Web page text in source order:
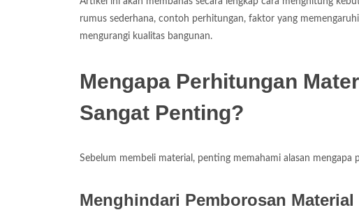
rumus sederhana, contoh perhitungan, faktor yang
mengurangi kualitas bangunan.
Mengapa Perhitungan
Sangat Penting?
Sebelum membeli material, penting memahami alasan
Menghindari Pemborosan Material